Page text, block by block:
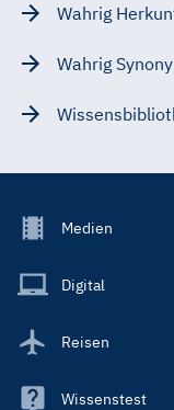
Wahrig
Wahrig
Footer
Main
Medien
Digital
Reisen
Wissenstest